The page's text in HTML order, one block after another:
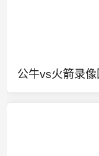
公牛vs火箭录